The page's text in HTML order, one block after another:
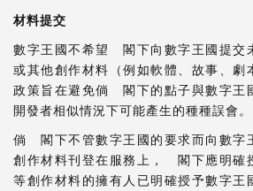
材料提交
數字王國不希望 閣下向數字王國提交
或其他創作材料（例如軟體、故事、劇
政策旨在避免倘 閣下的點子與數字王
開發者相似情況下可能產生的種種誤會。
倘 閣下不管數字王國的要求而向數字
創作材料刊登在服務上， 閣下應明確
等創作材料的擁有人已明確授予數字王